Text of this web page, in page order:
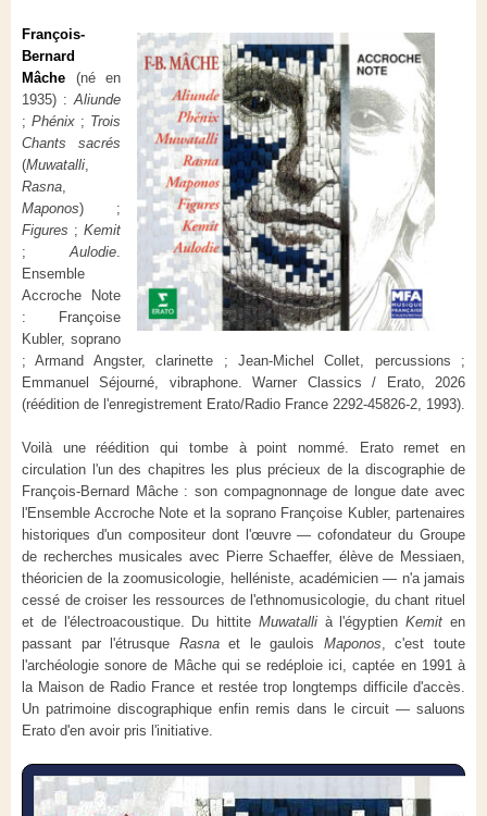
François-
Bernard
Mâche (né en
1935) : Aliunde
; Phénix ; Trois
Chants sacrés
(Muwatalli
Rasna
Maponos) ;
Figures ; Kemit
; Aulodie
Ensemble
Accroche Note
: Françoise
Kubler, soprano
; Armand Angster, clarinette ; Jean-Michel Collet, percussions ;
Emmanuel Séjourné, vibraphone. Warner Classics / Erato, 2026
(réédition de l'enregistrement Erato/Radio France 2292-45826-2, 1993).
Voilà une réédition qui tombe à point nommé. Erato remet en
circulation l'un des chapitres les plus précieux de la discographie de
François-Bernard Mâche : son compagnonnage de longue date avec
l'Ensemble Accroche Note et la soprano Françoise Kubler, partenaires
historiques d'un compositeur dont l'œuvre — cofondateur du Groupe
de recherches musicales avec Pierre Schaeffer, élève de Messiaen,
théoricien de la zoomusicologie, helléniste, académicien — n'a jamais
cessé de croiser les ressources de l'ethnomusicologie, du chant rituel
et de l'électroacoustique. Du hittite Muwatallià l'égyptienKemit en
passant par l'étrusque Rasnaet le gaulois Maponos , c'est toute
l'archéologie sonore de Mâche qui se redéploie ici, captée en 1991 à
la Maison de Radio France et restée trop longtemps difficile d'accès.
Un patrimoine discographique enfin remis dans le circuit — saluons
Erato d'en avoir pris l'initiative.